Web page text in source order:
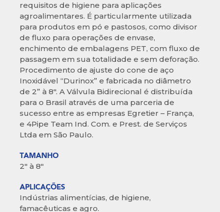
requisitos de higiene para aplicações
agroalimentares. É particularmente utilizada
para produtos em pó e pastosos, como divisor
de fluxo para operações de envase,
enchimento de embalagens PET, com fluxo de
passagem em sua totalidade e sem deforação.
Procedimento de ajuste do cone de aço
Inoxidável “Durinox” e fabricada no diâmetro
de 2” à 8″. A Válvula Bidirecional é distribuída
para o Brasil através de uma parceria de
sucesso entre as empresas Egretier – França,
e 4Pipe Team Ind. Com. e Prest. de Serviços
Ltda em São Paulo.
TAMANHO
2″ à 8″
APLICAÇÕES
Indústrias alimentícias, de higiene,
famacêuticas e agro.